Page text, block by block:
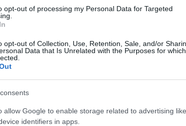
opt-out of processing my Personal Data for Targeted
opt-out of Collection, Use, Retention, Sale, and/or
Data that Is Unrelated with the Purposes for
allow Google to enable storage related to advertising
identifiers in apps.
Activities sta guadagnando particolare
nuove culture e apprendere in modo
progetto simile: l’emozione di conoscere
diverse è stata davvero unica!
orizzonti e fare amicizie durature.
personale.
con il magistrato